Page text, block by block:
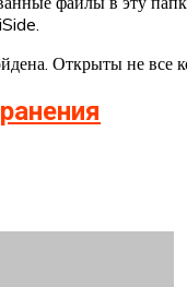
Открыты не все